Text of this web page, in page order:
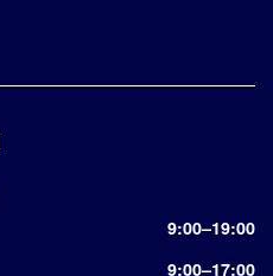
9:00–19:00
9:00–17:00